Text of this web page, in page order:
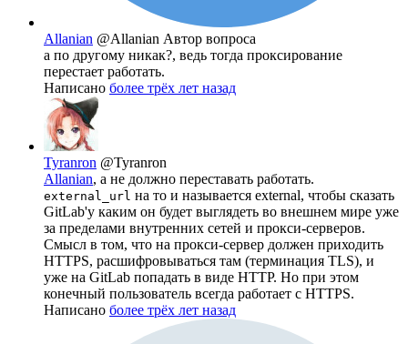
Allanian @Allanian Автор вопроса
а по другому никак?, ведь тогда проксирование
перестает работать.
Написано более трёх лет назад
Tyranron @Tyranron
Allanian, а не должно переставать работать.
external_url на то и называется external, чтобы сказать
GitLab'у каким он будет выглядеть во внешнем мире уже
за пределами внутренних сетей и прокси-серверов.
Смысл в том, что на прокси-сервер должен приходить
HTTPS, расшифровываться там (терминация TLS), и
уже на GitLab попадать в виде HTTP. Но при этом
конечный пользователь всегда работает с HTTPS.
Написано более трёх лет назад